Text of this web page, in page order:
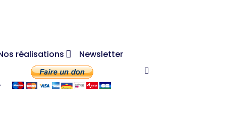
réalisations Newsletter